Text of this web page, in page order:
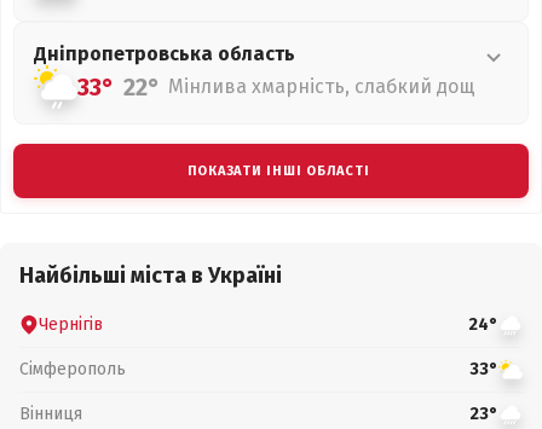
Дніпропетровська область
33° 22° Мінлива хмарність, слабкий дощ
ПОКАЗАТИ ІНШІ ОБЛАСТІ
Найбільші міста в Україні
Чернігів 24°
Сімферополь 33°
Вінниця 23°